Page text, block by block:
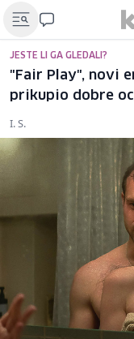
JESTE LI GA GLEDALI?
"Fair Play", novi
prikupio dobre
I. S.